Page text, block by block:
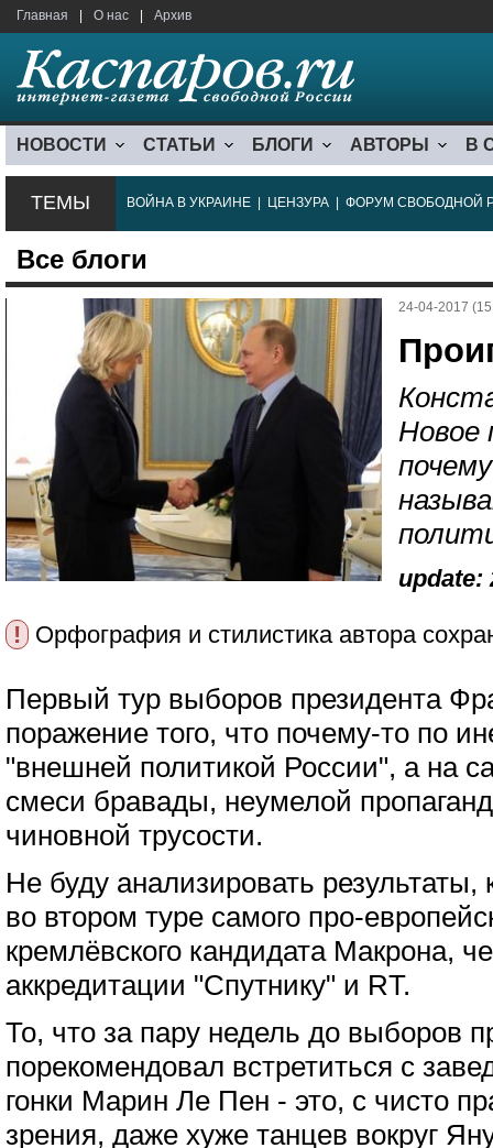
Главная О нас Архив
НОВОСТИ СТАТЬИ БЛОГИ АВТОРЫ В
ТЕМЫ ВОЙНА В УКРАИНЕ ЦЕНЗУРА ФОРУМ СВОБОДНОЙ
Все блоги
24-04-2017
Новое
update:
! Орфография и стилистика автора
Первый тур выборов президента
поражение того, что почему-то по
"внешней политикой России", а на
смеси бравады, неумелой
чиновной трусости.
Не буду анализировать результаты,
во втором туре самого про-
кремлёвского кандидата Макрона,
аккредитации "Спутнику" и RT.
То, что за пару недель до выборов
порекомендовал встретиться с
гонки Марин Ле Пен - это, с чисто
зрения, даже хуже танцев вокруг